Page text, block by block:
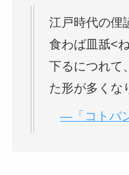
江戸時代の俚
食わば皿舐<
下るにつれて
た形が多くな
―「コトバ